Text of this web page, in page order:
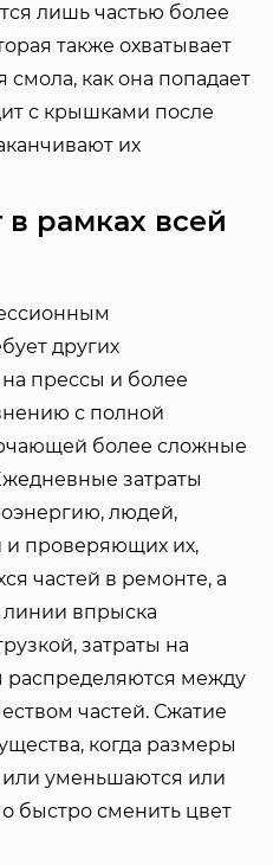
лишь частью более
также охватывает
смола, как она попадает
с крышками после
их
в рамках всей
других
прессы и более
с полной
более сложные
затраты
людей,
и проверяющих их,
частей в ремонте, а
линии впрыска
затраты на
между
частей. Сжатие
когда размеры
или уменьшаются или
быстро сменить цвет